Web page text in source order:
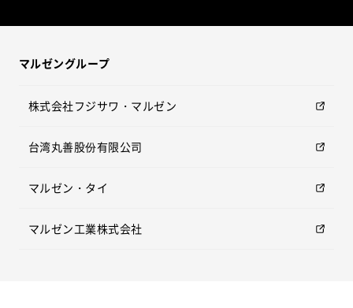
マルゼングループ
株式会社フジサワ・マルゼン
台湾丸善股份有限公司
マルゼン・タイ
マルゼン工業株式会社